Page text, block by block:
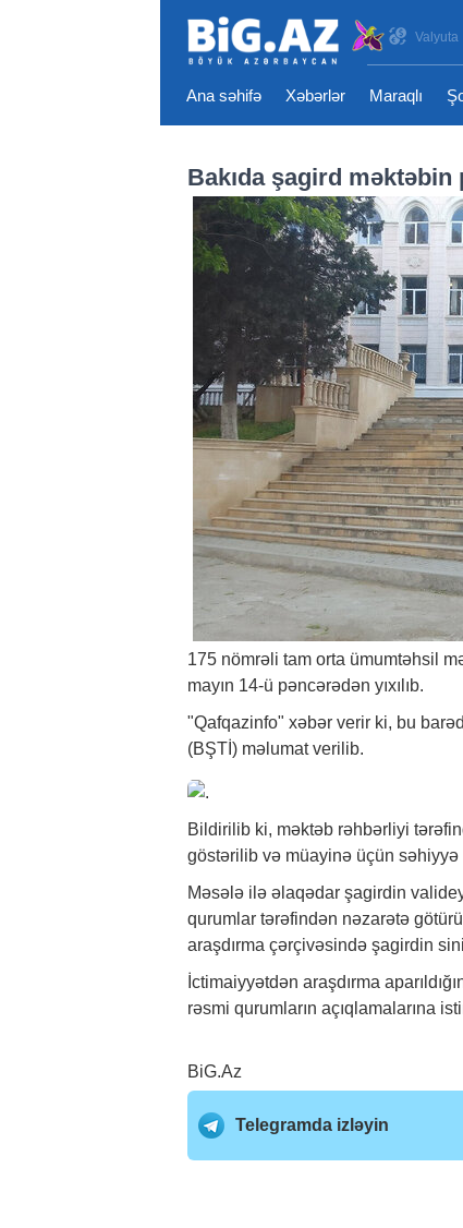
Valyuta
Ana səhifə Xəbərlər Maraqlı
Bakıda şagird məktəbin
175 nömrəli tam orta ümumtəhsil
mayın 14-ü pəncərədən yıxılıb.
"Qafqazinfo" xəbər verir ki, bu
(BŞTİ) məlumat verilib.
Bildirilib ki, məktəb rəhbərliyi
göstərilib və müayinə üçün səhiyyə
Məsələ ilə əlaqədar şagirdin
qurumlar tərəfindən nəzarətə
araşdırma çərçivəsində şagirdin
İctimaiyyətdən araşdırma
rəsmi qurumların açıqlamalarına
BiG.Az
Telegramda izləyin